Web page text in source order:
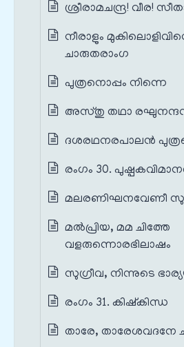
ശ്രീരാമചന്ദ്ര! വീര!
നീരാളും
ചാരുതരാംഗ
പുത്രനൊപ്പം നിന്നെ
അസ്തു തഥാ
ദശരഥനരപാലൻ
രംഗം 30.
മലരണിഘനവേണീ
മൽപ്രിയ, മമ ചിത്തേ
വളരുന്നൊരഭിലാഷം
സുഗ്രീവ, നിന്നുടെ
രംഗം 31. കിഷ്കിന്ധ
താരേ, താരേശവദനേ